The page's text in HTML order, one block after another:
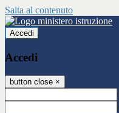
Salta al contenuto
Accedi
Accedi
button close ×